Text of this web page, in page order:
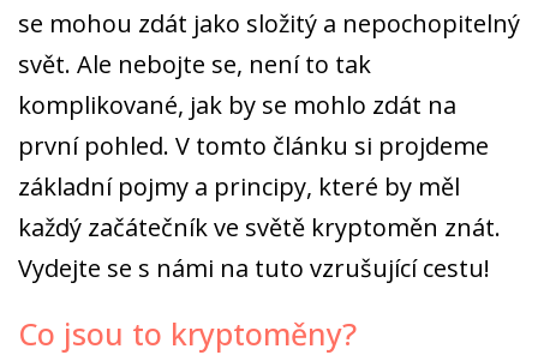
se mohou zdát jako složitý a nepochopitelný
svět. Ale nebojte se, není to tak
komplikované, jak by se mohlo zdát na
první pohled. V tomto článku si projdeme
základní pojmy a principy, které by měl
každý začátečník ve světě kryptoměn znát.
Vydejte se s námi na tuto vzrušující cestu!
Co jsou to kryptoměny?